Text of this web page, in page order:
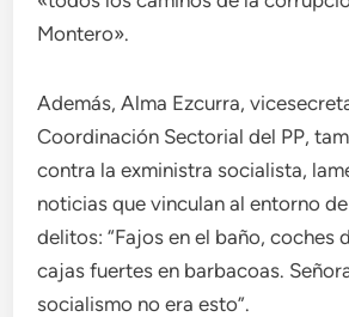
Montero».
Además, Alma Ezcurra,
Coordinación Sectorial del PP,
contra la exministra socialista,
noticias que vinculan al entorno
delitos: “Fajos en el baño, coches
cajas fuertes en barbacoas.
socialismo no era esto”.